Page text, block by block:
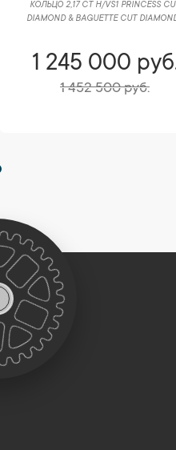
КОЛЬЦО 2,17 CT H/VS1 PRINCESS
DIAMOND & BAGUETTE CUT
1 245 000
1 452 500 руб.